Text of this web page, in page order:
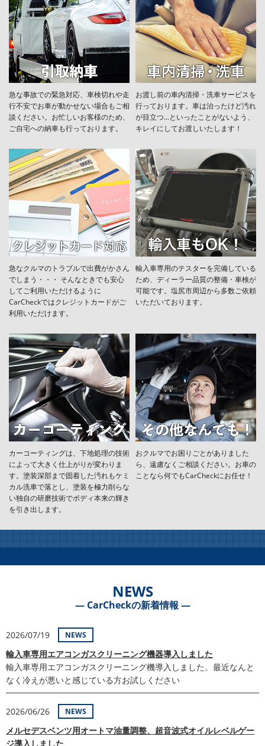
急な事故での緊急対応、車検切れや走
行不安でお車が動かせない場合もご相
談ください。お忙しいお客様のため、
ご自宅への納車も行っております。
お渡し前の車内清掃・洗車サービスを
行っております。車は治ったけど汚れ
が目立つ...といったことがないよう、
キレイにしてお渡しいたします！
急なクルマのトラブルで出費がかさん
でしまう・・・ そんなときでも安心
してご利用いただけるように
CarCheckではクレジットカードがご
利用いただけます。
輸入車専用のテスターを完備している
ため、ディーラー品質の整備・車検が
可能です。塩尻市周辺から多数ご依頼
いただいております。
カーコーティングは、下地処理の技術
によって大きく仕上がりが変わりま
す。塗装深部まで固着した汚れもケミ
カル洗車で落とし、塗装を極力削らな
い独自の研磨技術でボディ本来の輝き
を引き出します。
おクルマでお困りごとがありました
ら、遠慮なくご相談ください。お車の
ことなら何でもCarCheckにお任せ！
NEWS
― CarCheckの新着情報 ―
2026/07/19 NEWS
輸入車専用エアコンガスクリーニング機器導入しました
輸入車専用エアコンガスクリーニング機導入しました。最近なんと
なく冷えが悪いと感じている方お試しください
2026/06/26 NEWS
メルセデスベンツ用オートマ油量調整、超音波式オイルレベルゲー
ジ導入しました